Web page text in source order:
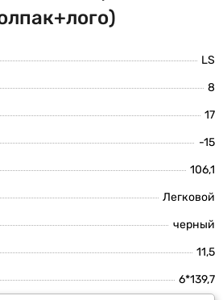
LS
8
17
-15
106,1
Легковой
черный
11,5
6*139,7